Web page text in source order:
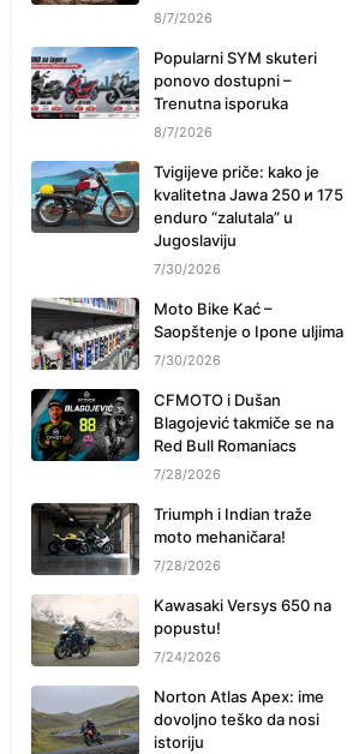
8/7/2026
Popularni SYM skuteri
ponovo dostupni –
Trenutna isporuka
8/7/2026
Tvigijeve priče: kako je
kvalitetna Jawa 250 и 175
enduro “zalutala” u
Jugoslaviju
7/30/2026
Moto Bike Kać –
Saopštenje o Ipone uljima
7/30/2026
CFMOTO i Dušan
Blagojević takmiče se na
Red Bull Romaniacs
7/28/2026
Triumph i Indian traže
moto mehaničara!
7/28/2026
Kawasaki Versys 650 na
popustu!
7/24/2026
Norton Atlas Apex: ime
dovoljno teško da nosi
istoriju